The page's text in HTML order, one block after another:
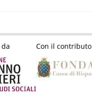
Con il